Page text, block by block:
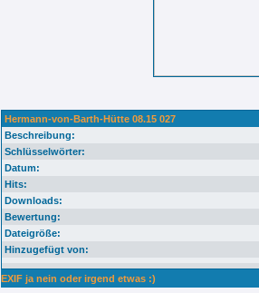
Hermann-von-Barth-Hütte 08.15 027
Beschreibung:
Schlüsselwörter:
Datum:
Hits:
Downloads:
Bewertung:
Dateigröße:
Hinzugefügt von:
EXIF ja nein oder irgend etwas :)